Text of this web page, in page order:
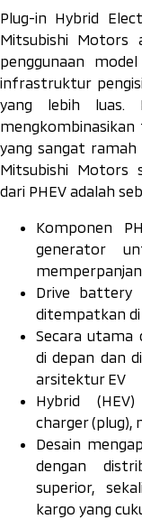
Plug-in Hybrid
Mitsubishi Motors
penggunaan
infrastruktur
yang lebih luas.
mengkombinasikan
yang sangat ramah
Mitsubishi Motors
dari PHEV adalah
Komponen
generator
Drive battery
ditempatkan di
Secara utama
di depan dan
arsitektur EV
Hybrid
charger(plug),
Desain
dengan
superior,
kargo yang